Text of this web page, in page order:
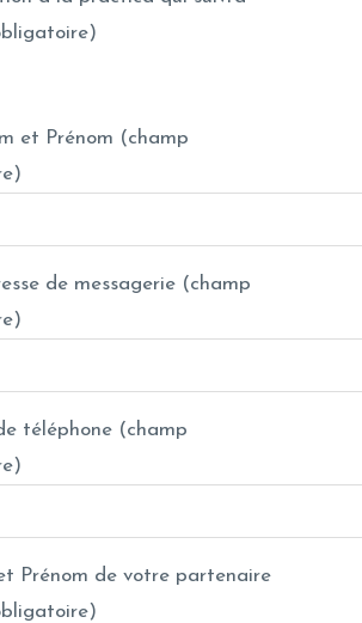
et Prénom (champ
de messagerie (champ
téléphone (champ
Prénom de votre partenaire